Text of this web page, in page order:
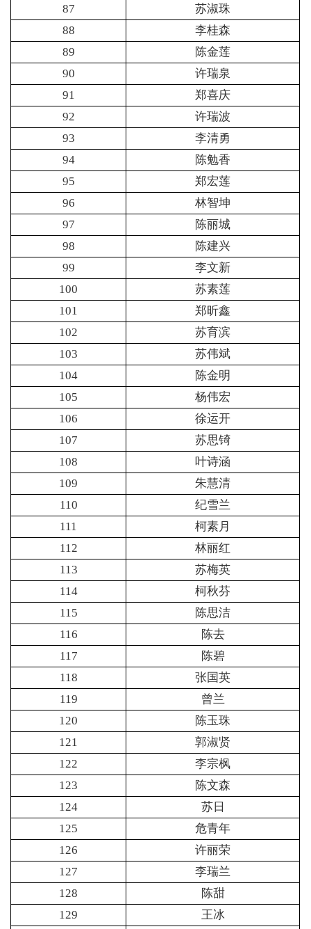
87
苏淑珠
88
李桂森
89
陈金莲
90
许瑞泉
91
郑喜庆
92
许瑞波
93
李清勇
94
陈勉香
95
郑宏莲
96
林智坤
97
陈丽城
98
陈建兴
99
李文新
100
苏素莲
101
郑昕鑫
102
苏育滨
103
苏伟斌
104
陈金明
105
杨伟宏
106
徐运开
107
苏思锜
108
叶诗涵
109
朱慧清
110
纪雪兰
111
柯素月
112
林丽红
113
苏梅英
114
柯秋芬
115
陈思洁
116
陈去
117
陈碧
118
张国英
119
曾兰
120
陈玉珠
121
郭淑贤
122
李宗枫
123
陈文森
124
苏日
125
危青年
126
许丽荣
127
李瑞兰
128
陈甜
129
王冰